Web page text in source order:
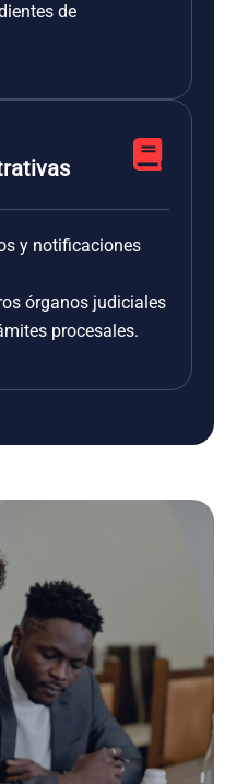
de
y notificaciones
órganos judiciales
procesales.